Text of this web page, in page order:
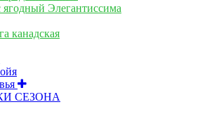
ягодный Элегантиссима
канадская
СЕЗОНА